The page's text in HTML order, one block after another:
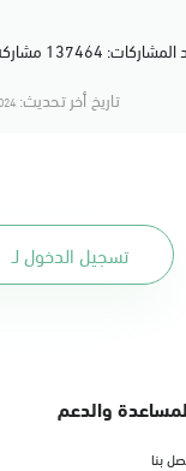
137464 مشاركة (38%) أعجبهم المحتوى
تاريخ أخر تحديث:
تسجيل الدخول لـ
والدعم
بنا